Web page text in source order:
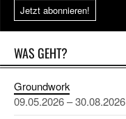
Jetzt abonnieren!
WAS GEHT?
Groundwork
09.05.2026 – 30.08.2026